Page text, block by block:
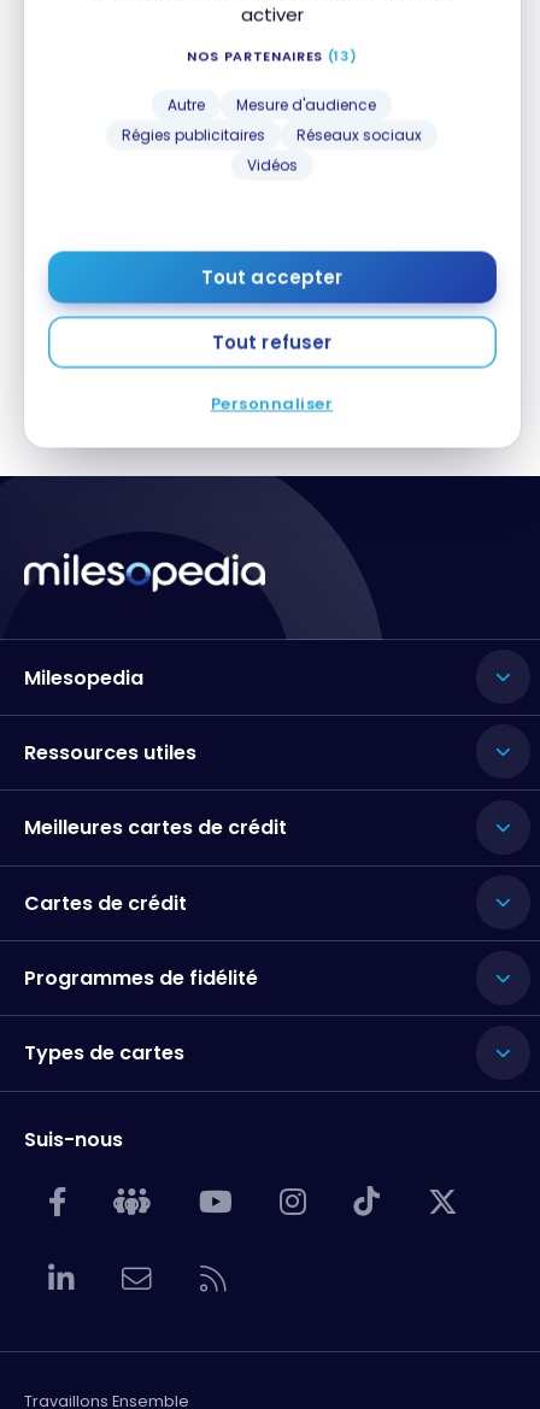
activer
NOS PARTENAIRES (13)
Autre
Mesure d'audience
Régies publicitaires
Réseaux sociaux
Vidéos
Tout accepter
Tout refuser
Personnaliser
Île Maurice : Voyage à l’Île Maurice et Madagascar
avec les points | Témoignage
Île Maurice : Voyage à l’Île Maurice
17 août 2017
Milesopedia
Ressources utiles
Meilleures cartes de crédit
Cartes de crédit
Programmes de fidélité
Types de cartes
Suis-nous
Travaillons Ensemble